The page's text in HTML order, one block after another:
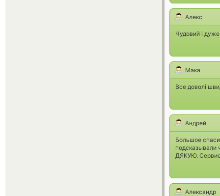
Алекс
Чудовий і
Мака
Все доволі
Андрей
Большое
подсказывали
ДЯКУЮ. Сервис
Александр